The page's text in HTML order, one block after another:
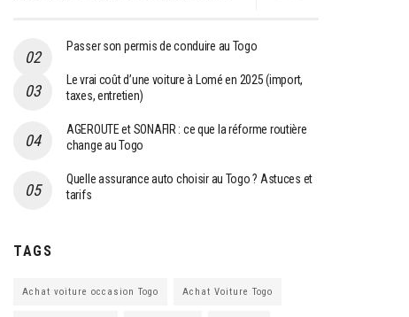
Passer son permis de conduire au Togo
Le vrai coût d’une voiture à Lomé en 2025 (import,
taxes, entretien)
AGEROUTE et SONAFIR : ce que la réforme routière
change au Togo
Quelle assurance auto choisir au Togo ? Astuces et
tarifs
TAGS
Achat voiture occasion Togo Achat Voiture Togo